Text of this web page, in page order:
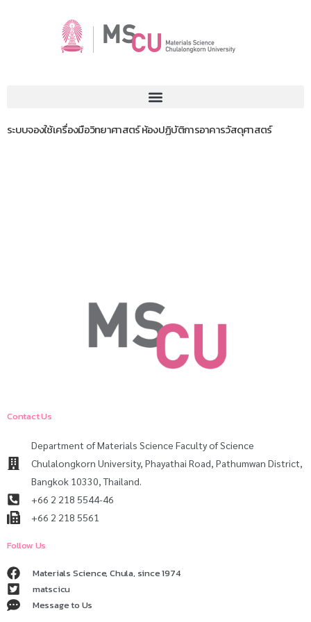
ระบบจองใช้เครื่องมือวิทยาศาสตร์ ห้องปฏิบัติการอาคารวัสดุศาสตร์
Contact Us
Department of Materials Science Faculty of Science
Chulalongkorn University, Phayathai Road, Pathumwan District,
Bangkok 10330, Thailand.
+66 2 218 5544-46
+66 2 218 5561
Follow Us
Materials Science, Chula, since 1974
matscicu
Message to Us